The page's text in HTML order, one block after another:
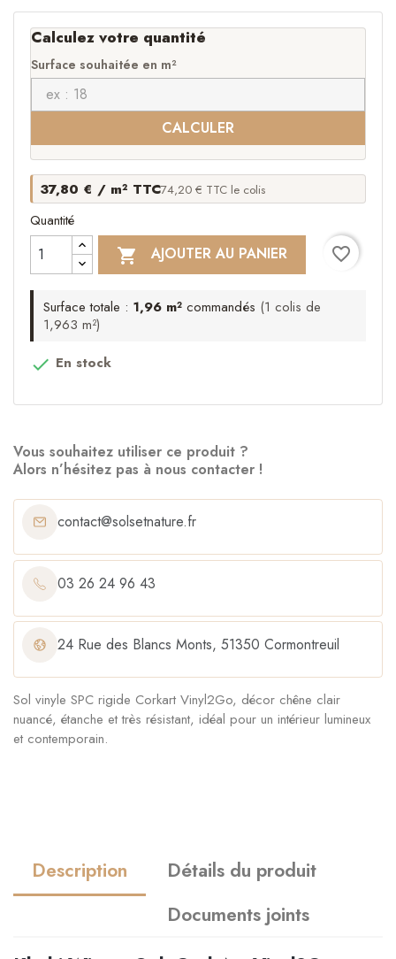
Calculez votre quantité
Surface souhaitée en m²
CALCULER
37,80 € / m² TTC74,20 € TTC le colis
Quantité
 AJOUTER AU PANIER favorite_border
Surface totale : 1,96 m²commandés (1 colis de
1,963 m²)
 En stock
Vous souhaitez utiliser ce produit ?
Alors n’hésitez pas à nous contacter !
contact@solsetnature.fr
03 26 24 96 43
24 Rue des Blancs Monts, 51350 Cormontreuil
Sol vinyle SPC rigide Corkart Vinyl2Go, décor chêne clair
nuancé, étanche et très résistant, idéal pour un intérieur lumineux
et contemporain.
Description
Détails du produit
Documents joints